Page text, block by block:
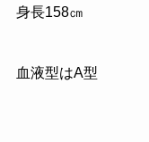
身長158㎝
血液型はA型